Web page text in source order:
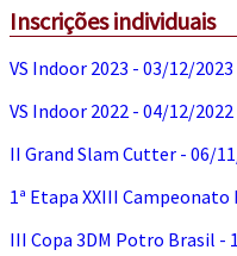
Inscrições individuais
VS Indoor 2023 - 03/12/2023
VS Indoor 2022 - 04/12/2022
II Grand Slam Cutter - 06/
1ª Etapa XXIII
III Copa 3DM Potro Brasil -